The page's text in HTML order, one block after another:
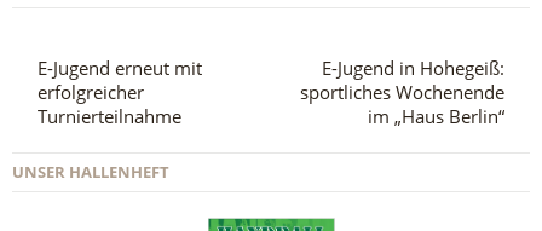
E-Jugend erneut mit
erfolgreicher
Turnierteilnahme
E-Jugend in Hohegeiß:
sportliches Wochenende
im „Haus Berlin“
UNSER HALLENHEFT